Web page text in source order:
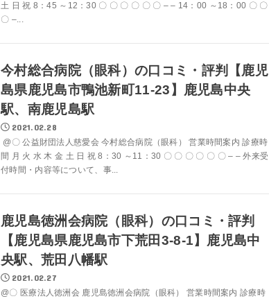
土 日 祝 8：45 ～12：30 〇 〇 〇 〇 〇 〇 – – 14：00 ～18：00 〇 〇
〇 –...
今村総合病院（眼科）の口コミ・評判【鹿児
島県鹿児島市鴨池新町11-23】鹿児島中央
駅、南鹿児島駅
2021.02.28
@〇 公益財団法人慈愛会 今村総合病院（眼科） 営業時間案内 診療時
間 月 火 水 木 金 土 日 祝 8：30 ～11：30 〇 〇 〇 〇 〇 〇 – – 外来受
付時間・内容等について、事...
鹿児島徳洲会病院（眼科）の口コミ・評判
【鹿児島県鹿児島市下荒田3-8-1】鹿児島中
央駅、荒田八幡駅
2021.02.27
@〇 医療法人徳洲会 鹿児島徳洲会病院（眼科） 営業時間案内 診療時